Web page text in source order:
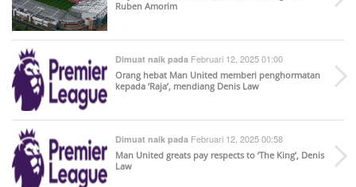
Ruben Amorim
Dimuat naik pada Februari 12, 2025 01:00
Orang hebat Man United memberi penghormatan
kepada ‘Raja’, mendiang Denis Law
Dimuat naik pada Februari 12, 2025 00:58
Man United greats pay respects to ‘The King’, Denis
Law